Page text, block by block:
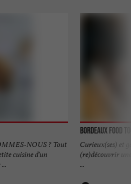
NOUS ? Tout
cuisine d'un
Bordeaux Food
Curieux(ses) et
(re)découvrir
...